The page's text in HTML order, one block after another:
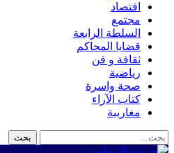
اقتصاد
مجتمع
السلطة الرابعة
قضايا المحاكم
ثقافة و فن
رياضية
صحة واسرة
كتاب الآراء
مغاربية